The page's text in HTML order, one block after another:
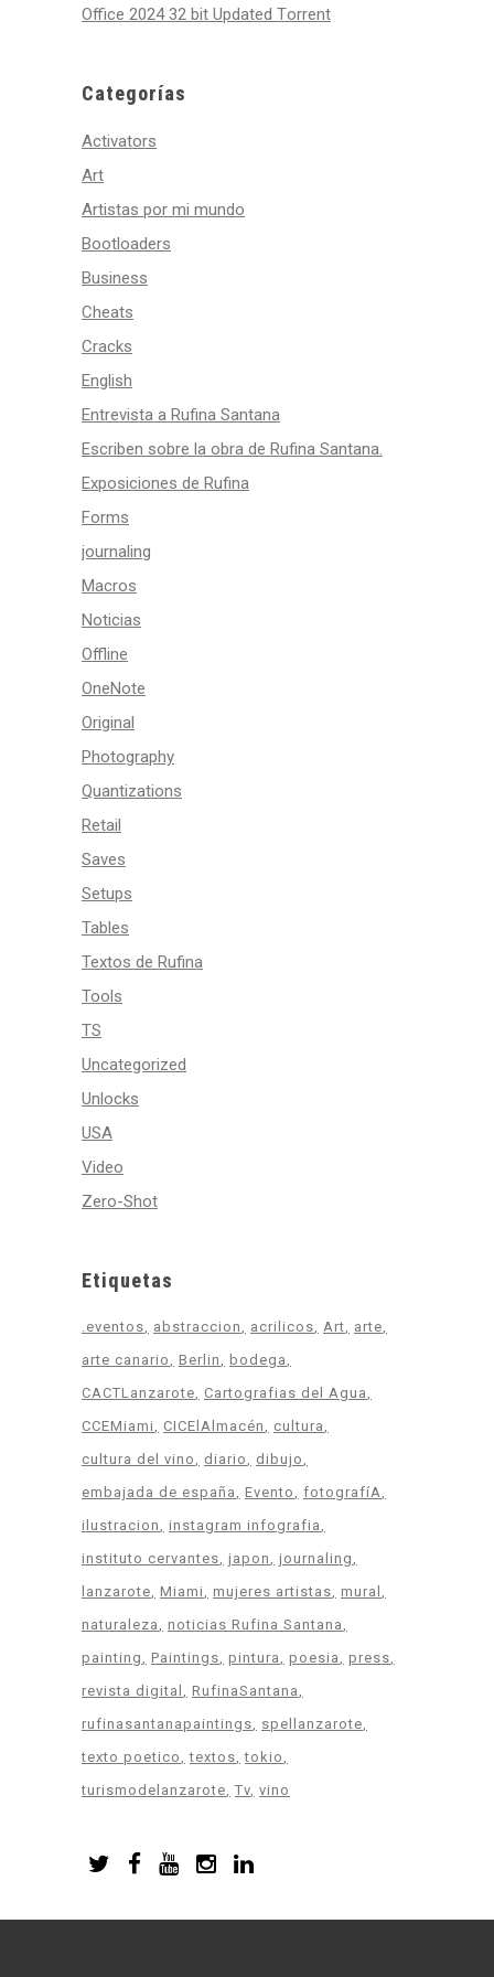
Office 2024 32 bit Updated Tоrrеnt
Categorías
Activators
Art
Artistas por mi mundo
Bootloaders
Business
Cheats
Cracks
English
Entrevista a Rufina Santana
Escriben sobre la obra de Rufina Santana.
Exposiciones de Rufina
Forms
journaling
Macros
Noticias
Offline
OneNote
Original
Photography
Quantizations
Retail
Saves
Setups
Tables
Textos de Rufina
Tools
TS
Uncategorized
Unlocks
USA
Video
Zero-Shot
Etiquetas
.eventos abstraccion acrilicos Art
arte
arte canario
Berlin
bodega
CACTLanzarote
Cartografias del Agua
CCEMiami
CICElAlmacén
cultura
cultura del vino
diario
dibujo
embajada de españa
Evento
fotografíA
ilustracion
instagram infografia
instituto cervantes japon
journaling
lanzarote Miami mujeres artistas mural
naturaleza
noticias Rufina Santana
painting
Paintings pintura poesia
press
revista digital
RufinaSantana
rufinasantanapaintings
spellanzarote
texto poetico
textos tokio
turismodelanzarote Tv vino